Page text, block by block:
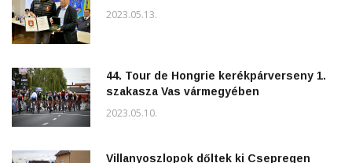
2023.05.13.
44. Tour de Hongrie kerékpárverseny 1.
szakasza Vas vármegyében
2023.05.10.
Villanyoszlopok dőltek ki Csepregen